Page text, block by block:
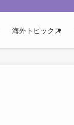
海外トピックス